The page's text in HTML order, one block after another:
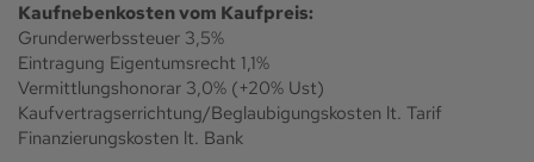
Kaufnebenkosten vom Kaufpreis:
Grunderwerbssteuer 3,5%
Eintragung Eigentumsrecht 1,1%
Vermittlungshonorar 3,0% (+20% Ust)
Kaufvertragserrichtung/Beglaubigungskosten lt. Tarif
Finanzierungskosten lt. Bank